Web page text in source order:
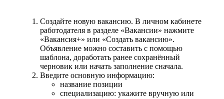
Создайте новую вакансию. В личном кабинете
работодателя в разделе «Вакансии» нажмите
«Вакансия+» или «Создать вакансию».
Объявление можно составить с помощью
шаблона, доработать ранее сохранённый
черновик или начать заполнение сначала.
Введите основную информацию:
название позиции
специализацию: укажите вручную или